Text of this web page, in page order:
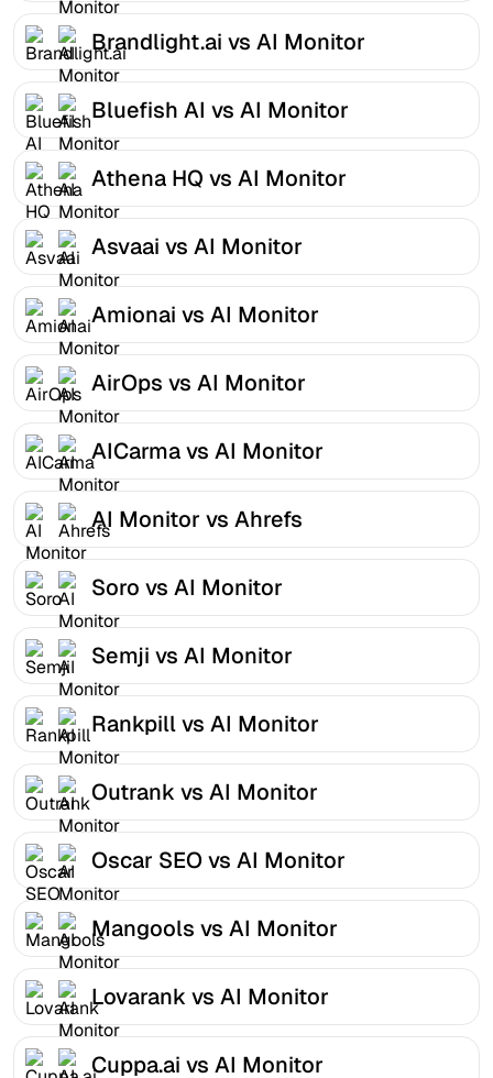
Brandlight.ai vs AI Monitor
Bluefish AI vs AI Monitor
Athena HQ vs AI Monitor
Asvaai vs AI Monitor
Amionai vs AI Monitor
AirOps vs AI Monitor
AICarma vs AI Monitor
AI Monitor vs Ahrefs
Soro vs AI Monitor
Semji vs AI Monitor
Rankpill vs AI Monitor
Outrank vs AI Monitor
Oscar SEO vs AI Monitor
Mangools vs AI Monitor
Lovarank vs AI Monitor
Cuppa.ai vs AI Monitor